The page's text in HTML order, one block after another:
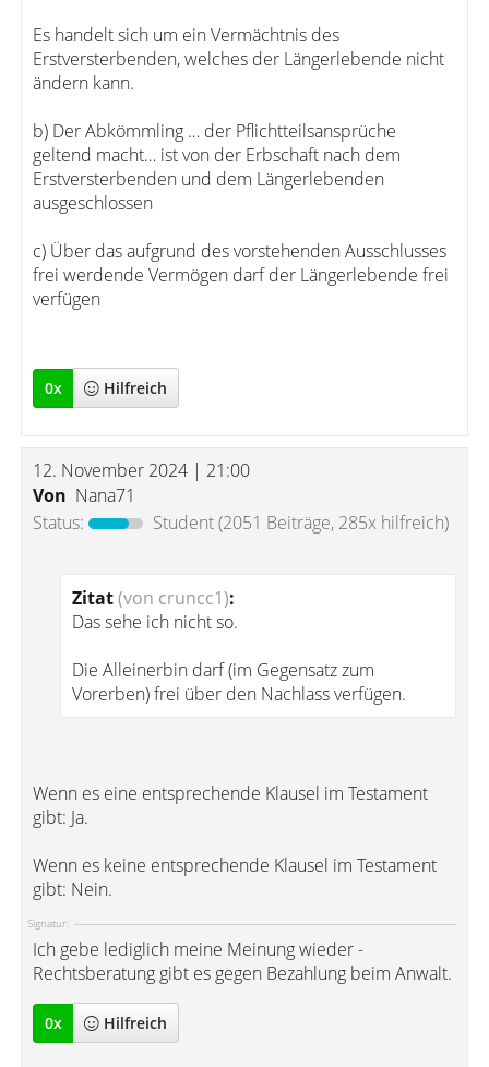
Es handelt sich um ein Vermächtnis des
Erstversterbenden, welches der Längerlebende nicht
ändern kann.
b) Der Abkömmling … der Pflichtteilsansprüche
geltend macht… ist von der Erbschaft nach dem
Erstversterbenden und dem Längerlebenden
ausgeschlossen
c) Über das aufgrund des vorstehenden Ausschlusses
frei werdende Vermögen darf der Längerlebende frei
verfügen
0x Hilfreich
12. November 2024 | 21:00
Von Nana71
Status:
Student(2051 Beiträge, 285x hilfreich)
Zitat(von cruncc1):
Das sehe ich nicht so.
Die Alleinerbin darf (im Gegensatz zum
Vorerben) frei über den Nachlass verfügen.
Wenn es eine entsprechende Klausel im Testament
gibt: Ja.
Wenn es keine entsprechende Klausel im Testament
gibt: Nein.
Signatur:
Ich gebe lediglich meine Meinung wieder -
Rechtsberatung gibt es gegen Bezahlung beim Anwalt.
0x Hilfreich